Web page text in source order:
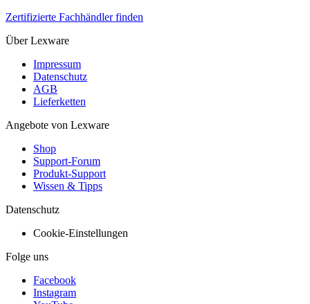
Zertifizierte Fachhändler finden
Über Lexware
Impressum
Datenschutz
AGB
Lieferketten
Angebote von Lexware
Shop
Support-Forum
Produkt-Support
Wissen & Tipps
Datenschutz
Cookie-Einstellungen
Folge uns
Facebook
Instagram